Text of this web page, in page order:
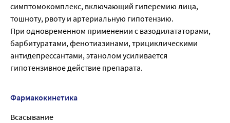
симптомокомплекс, включающий гиперемию лица,
тошноту, рвоту и артериальную гипотензию.
При одновременном применении с вазодилататорами,
барбитуратами, фенотиазинами, трициклическими
антидепрессантами, этанолом усиливается
гипотензивное действие препарата.
Фармакокинетика
Всасывание